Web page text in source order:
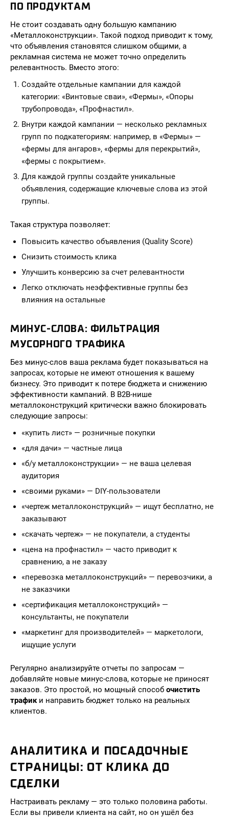
ПО ПРОДУКТАМ
Не стоит создавать одну большую кампанию
«Металлоконструкции». Такой подход приводит к тому,
что объявления становятся слишком общими, а
рекламная система не может точно определить
релевантность. Вместо этого:
Создайте отдельные кампании для каждой
категории: «Винтовые сваи», «Фермы», «Опоры
трубопровода», «Профнастил».
Внутри каждой кампании — несколько рекламных
групп по подкатегориям: например, в «Фермы» —
«фермы для ангаров», «фермы для перекрытий»,
«фермы с покрытием».
Для каждой группы создайте уникальные
объявления, содержащие ключевые слова из этой
группы.
Такая структура позволяет:
Повысить качество объявления (Quality Score)
Снизить стоимость клика
Улучшить конверсию за счет релевантности
Легко отключать неэффективные группы без
влияния на остальные
МИНУС-СЛОВА: ФИЛЬТРАЦИЯ
МУСОРНОГО ТРАФИКА
Без минус-слов ваша реклама будет показываться на
запросах, которые не имеют отношения к вашему
бизнесу. Это приводит к потере бюджета и снижению
эффективности кампаний. В B2B-нише
металлоконструкций критически важно блокировать
следующие запросы:
«купить лист» — розничные покупки
«для дачи» — частные лица
«б/у металлоконструкции» — не ваша целевая
аудитория
«своими руками» — DIY-пользователи
«чертеж металлоконструкций» — ищут бесплатно, не
заказывают
«скачать чертеж» — не покупатели, а студенты
«цена на профнастил» — часто приводит к
сравнению, а не заказу
«перевозка металлоконструкций» — перевозчики, а
не заказчики
«сертификация металлоконструкций» —
консультанты, не покупатели
«маркетинг для производителей» — маркетологи,
ищущие услуги
Регулярно анализируйте отчеты по запросам —
добавляйте новые минус-слова, которые не приносят
заказов. Это простой, но мощный способ очистить
трафики направить бюджет только на реальных
клиентов.
АНАЛИТИКА И ПОСАДОЧНЫЕ
СТРАНИЦЫ: ОТ КЛИКА ДО
СДЕЛКИ
Настраивать рекламу — это только половина работы.
Если вы привели клиента на сайт, но он ушёл без